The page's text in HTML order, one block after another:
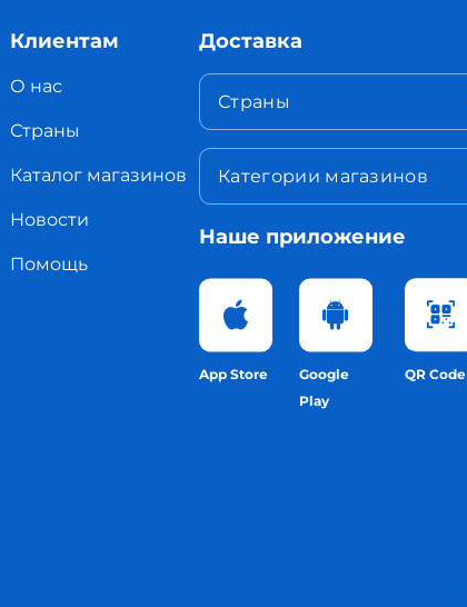
Клиентам
О нас
Страны
Каталог магазинов
Новости
Помощь
Доставка
Страны
Категории магазинов
Наше приложение
App Store
Google
Play
QR Code